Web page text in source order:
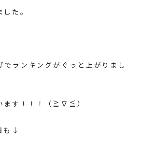
た。
でランキングがぐっと上がりまし
ます！！！（≧∇≦）
も↓